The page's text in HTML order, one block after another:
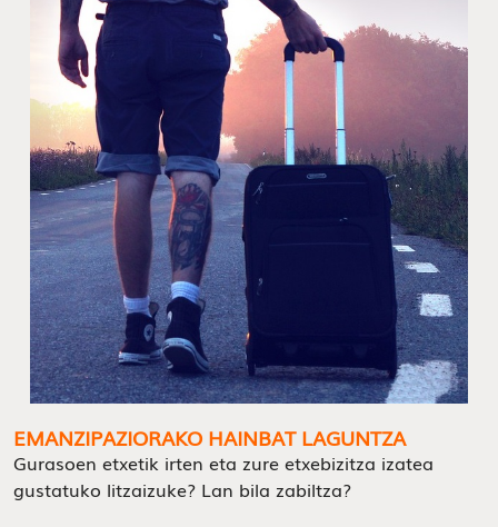
EMANZIPAZIORAKO HAINBAT LAGUNTZA
Gurasoen etxetik irten eta zure etxebizitza izatea
gustatuko litzaizuke? Lan bila zabiltza?